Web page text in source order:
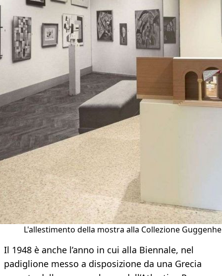
L'allestimento della mostra alla Collezione
Il 1948 è anche l’anno in cui alla Biennale, nel
padiglione messo a disposizione da una Grecia